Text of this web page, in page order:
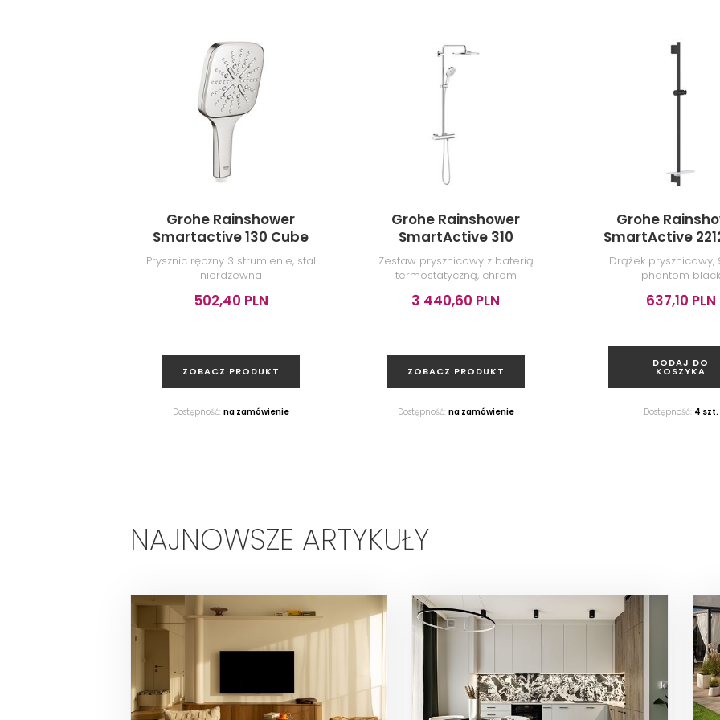
Grohe Rainshower
Smartactive 130 Cube
26582DC0
Prysznic ręczny 3 strumienie, stal
nierdzewna
502,40 PLN
ZOBACZ PRODUKT
Dostępność: na zamówienie
Grohe Rainshower
SmartActive 310
26648000
Zestaw prysznicowy z baterią
termostatyczną, chrom
3 440,60 PLN
ZOBACZ PRODUKT
Dostępność: na zamówienie
Grohe
SmartActive
Drążek prysznicowy,
phantom black
637,10 PLN
DODAJ DO
KOSZYKA
Dostępność: 4 szt.
NAJNOWSZE ARTYKUŁY